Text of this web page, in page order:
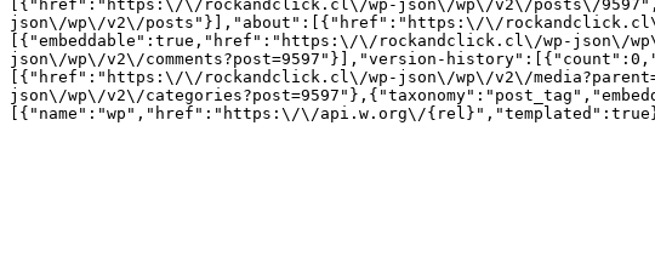
[{"href":"https:\/\/rockandclick.cl\/wp-json\/wp\/v2\/posts\/
json\/wp\/v2\/posts"}],"about":[{"href":"https:\/\/
[{"embeddable":true,"href":"https:\/\/rockandclick.cl\/wp-
json\/wp\/v2\/comments?post=9597"}],"version-
[{"href":"https:\/\/rockandclick.cl\/wp-json\/wp\/v2\/
json\/wp\/v2\/
[{"name":"wp","href":"https:\/\/api.w.org\/